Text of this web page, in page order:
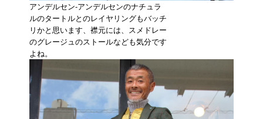
アンデルセン-アンデルセンのナチュラ
ルのタートルとのレイヤリングもバッチ
リかと思います、襟元には、スメドレー
のグレージュのストールなども気分です
よね。